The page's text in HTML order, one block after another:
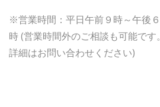
※営業時間：平日午前９時～午後６
時 (営業時間外のご相談も可能です。
詳細はお問い合わせください)